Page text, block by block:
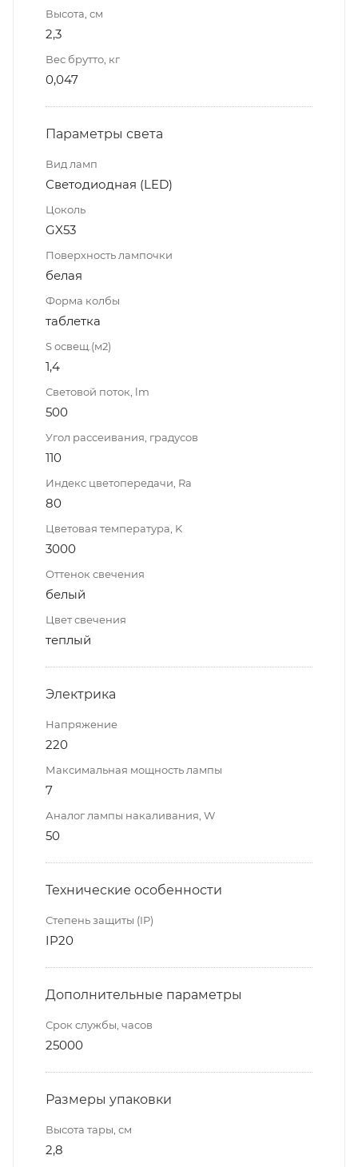
Высота, см
2,3
Вес брутто, кг
0,047
Параметры света
Вид ламп
Светодиодная (LED)
Цоколь
GX53
Поверхность лампочки
белая
Форма колбы
таблетка
S освещ.(м2)
1,4
Световой поток, lm
500
Угол рассеивания, градусов
110
Индекс цветопередачи, Ra
80
Цветовая температура, K
3000
Оттенок свечения
белый
Цвет свечения
теплый
Электрика
Напряжение
220
Максимальная мощность лампы
7
Аналог лампы накаливания, W
50
Технические особенности
Степень защиты (IP)
IP20
Дополнительные параметры
Срок службы, часов
25000
Размеры упаковки
Высота тары, см
2,8